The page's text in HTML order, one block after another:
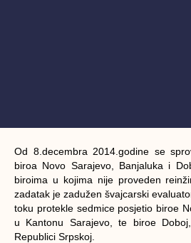
Od 8.decembra 2014.godine se
biroa Novo Sarajevo, Banjaluka i
biroima u kojima nije proveden
zadatak je zadužen švajcarski
toku protekle sedmice posjetio biroe
u Kantonu Sarajevo, te biroe
Republici Srpskoj.